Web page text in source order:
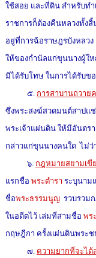
ใช้สอย และที่ดิน สำหรับทำ
ราชการก็ต้องคืนหลวงทั้ง
อยู่ที่การฉ้อราษฎรบังหลว
ให้ของกำนัลแก่ขุนนางผู้ใ
มิได้รับโทษ ในการได้รับข
๕. การสาบานถวาย
ซึ่งพระสงฆ์สวดมนต์สาปแ
พระเจ้าแผ่นดิน ให้มีอันตร
กล่าวแก่ขุนนางคนใด ไม่ว่
๖. กฎหมายสยามเขี
แรกชื่อ พระตำรา ระบุนาม
ชื่อพระธรรมนูญรวบรวมก
ในอดีตไว้ เล่มที่สามชื่อ พร
กฤษฎีกา ครั้งแผ่นดินพระ
๗. ความยากที่จะไ